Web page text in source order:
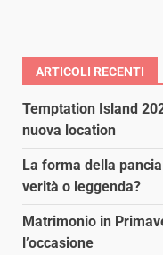
ARTICOLI RECENTI
Temptation Island
nuova location
La forma della
verità o leggenda?
Matrimonio in
l’occasione